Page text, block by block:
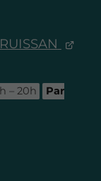
– 20h
Par